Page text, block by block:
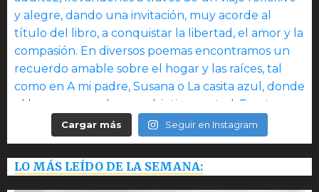
Cargar más Seguir en Instagram
LO MÁS LEÍDO DE LA SEMANA: